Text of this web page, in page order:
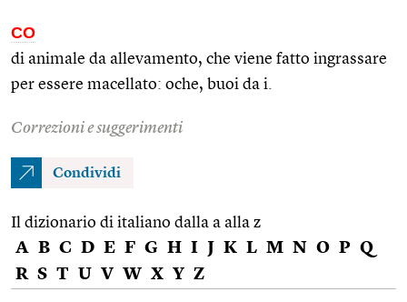
CO
di animale da allevamento, che viene fatto ingrassare
per essere macellato: oche, buoi da i.
Correzioni e suggerimenti
Condividi
Il dizionario di italiano dalla a alla z
A B C D E F G H I J K L M N O P Q
R S T U V W X Y Z